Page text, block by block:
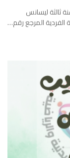
ثالثة ليسانس